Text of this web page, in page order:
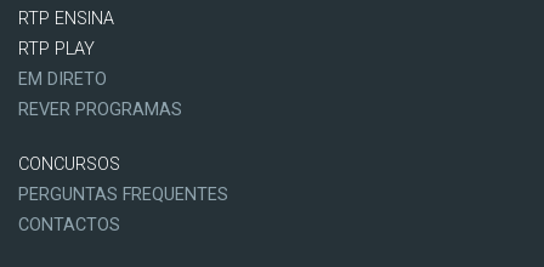
RTP ENSINA
RTP PLAY
EM DIRETO
REVER PROGRAMAS
CONCURSOS
PERGUNTAS FREQUENTES
CONTACTOS